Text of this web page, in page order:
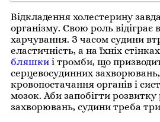
Відкладення холестерину
організму. Свою роль відіграє
харчування. З часом судини
еластичність, а на їхніх
бляшки і тромби, що
серцевосудинних
кровопостачання органів і
мозок. Аби запобігти розвитку
захворювань, судини треба